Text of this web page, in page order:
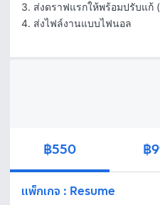
3. ส่งดราฟแรกให้พร้อมปรับแก้
4. ส่งไฟล์งานแบบไฟนอล
฿550 ฿
แพ็กเกจ : Resume